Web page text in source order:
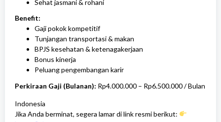
Sehat jasmani & rohani
Benefit:
Gaji pokok kompetitif
Tunjangan transportasi & makan
BPJS kesehatan & ketenagakerjaan
Bonus kinerja
Peluang pengembangan karir
Perkiraan Gaji (Bulanan): Rp4.000.000 – Rp6.500.000 / Bulan
Indonesia
Jika Anda berminat, segera lamar di link resmi berikut: